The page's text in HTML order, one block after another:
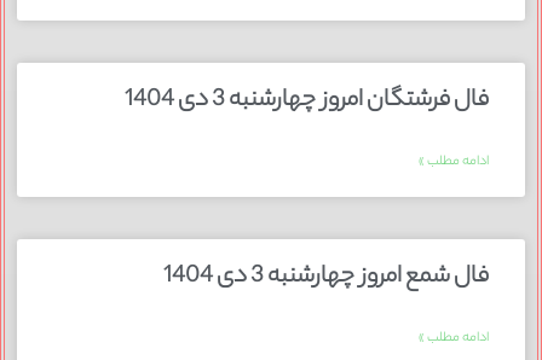
فال فرشتگان امروز چهارشنبه 3 دی 1404
ادامه مطلب »
فال شمع امروز چهارشنبه 3 دی 1404
ادامه مطلب »